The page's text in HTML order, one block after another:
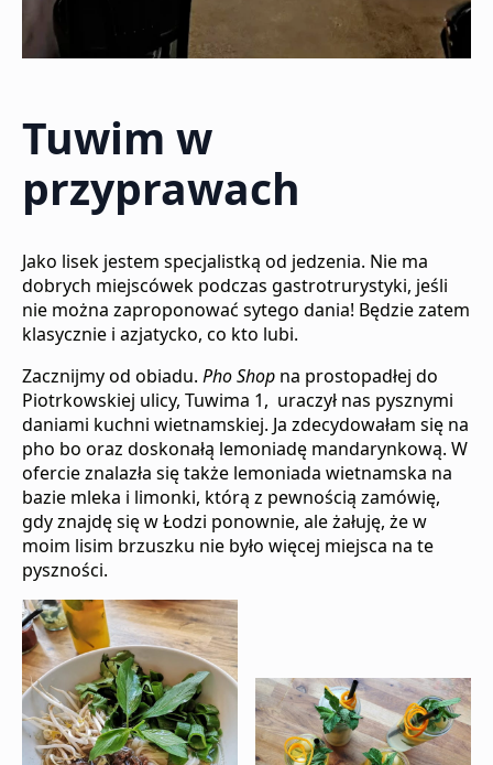
Tuwim w
przyprawach
Jako lisek jestem specjalistką od jedzenia. Nie ma
dobrych miejscówek podczas gastrotrurystyki, jeśli
nie można zaproponować sytego dania! Będzie zatem
klasycznie i azjatycko, co kto lubi.
Zacznijmy od obiadu. Pho Shop na prostopadłej do
Piotrkowskiej ulicy, Tuwima 1, uraczył nas pysznymi
daniami kuchni wietnamskiej. Ja zdecydowałam się na
pho bo oraz doskonałą lemoniadę mandarynkową. W
ofercie znalazła się także lemoniada wietnamska na
bazie mleka i limonki, którą z pewnością zamówię,
gdy znajdę się w Łodzi ponownie, ale żałuję, że w
moim lisim brzuszku nie było więcej miejsca na te
pyszności.